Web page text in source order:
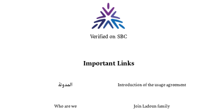
Important Links
المدونة
Who are we
Introduction of the usage agreement
Join Ladoun family
Verified on SBC